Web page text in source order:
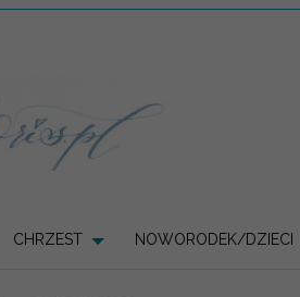
CHRZEST NOWORODEK/DZIECI